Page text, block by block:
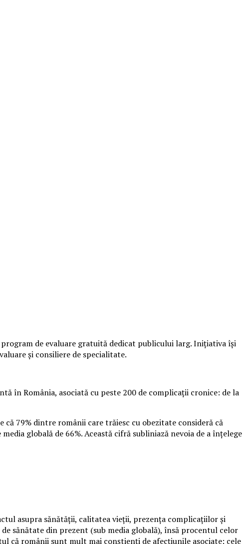
program de evaluare gratuită dedicat publicului larg. Inițiativa își
și consiliere de specialitate.
în România, asociată cu peste 200 de complicații cronice: de la
79% dintre românii care trăiesc cu obezitate consideră că
globală de 66%. Această cifră subliniază nevoia de a înțelege
asupra sănătății, calitatea vieții, prezența complicațiilor și
sănătate din prezent (sub media globală), însă procentul celor
că românii sunt mult mai conștienți de afecțiunile asociate: cele